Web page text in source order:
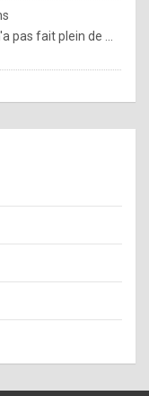
pas fait plein de ...